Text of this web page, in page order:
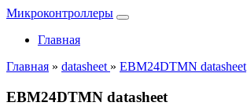
Микроконтроллеры
Главная
Главная » datasheet » EBM24DTMN datasheet
EBM24DTMN datasheet